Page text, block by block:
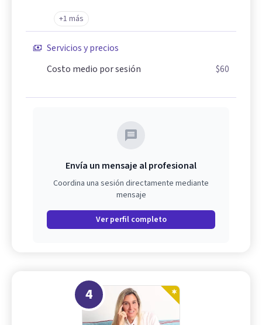
+1 más
Servicios y precios
Costo medio por sesión
$60
Envía un mensaje al profesional
Coordina una sesión directamente mediante
mensaje
Ver perfil completo
4